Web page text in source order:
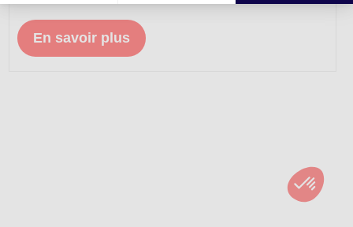
En savoir plus